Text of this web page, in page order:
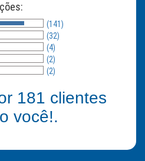
(141)
(32)
(4)
(2)
(2)
181 clientes
você!.